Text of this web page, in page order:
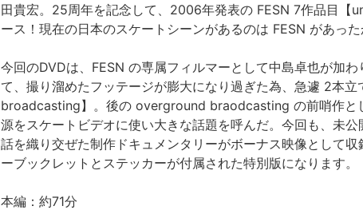
田貴宏。25周年を記念して、2006年発表の FESN 7作品目
ース！現在の日本のスケートシーンがあるのは FESN があっ
今回のDVDは、FESN の専属フィルマーとして中島卓也が加
て、撮り溜めたフッテージが膨大になり過ぎた為、急遽 2本
broadcasting】。後の overground braodcasting の前哨作と
源をスケートビデオに使い大きな話題を呼んだ。今回も、未
話を織り交ぜた制作ドキュメンタリーがボーナス映像として
ーブックレットとステッカーが付属された特別版になります。
本編：約71分